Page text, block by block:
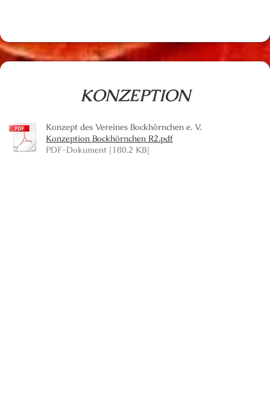
KONZEPTION
Konzept des Vereines Bockhörnchen e. V.
Konzeption Bockhörnchen R2.pdf
PDF-Dokument [180.2 KB]